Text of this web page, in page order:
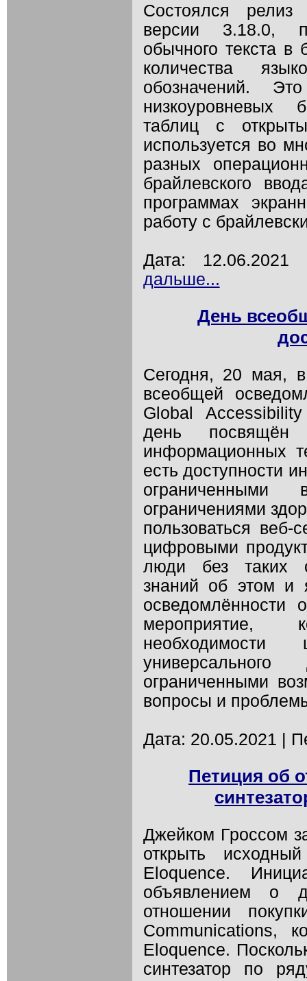
Состоялся релиз
версии 3.18.0,
обычного текста в
количества
обозначений.
низкоуровневых
таблиц с
используется во
разных
брайлевского
программах
работу с
Дата:
дальше...
День
Сегодня, 20 мая,
всеобщей
Global
день посвящён
информационных
есть доступности
ограниченными
ограничениями
пользоваться веб-
цифровыми
люди без таких
знаний об этом и
осведомлённости
мероприятие,
ограниченными
вопросы и
Дата: 20.05.2021 |
Петиция об
Джейком Гроссом
открыть
Eloquence.
объявлением о
отношении
Communications,
Eloquence.
синтезатор по